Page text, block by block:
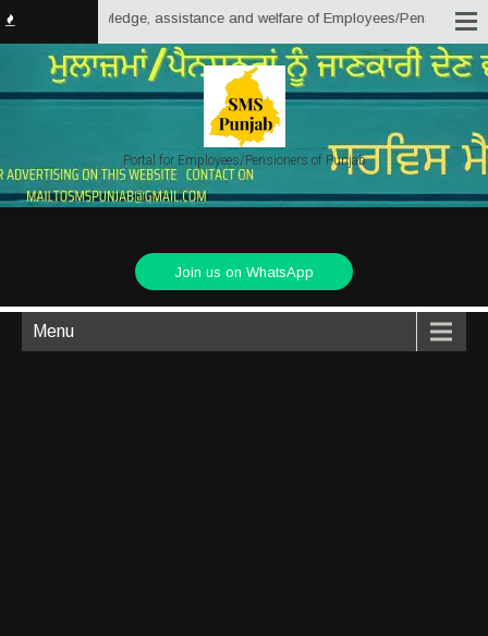
the knowledge, assistance and welfare of Employees/Pensioners
Portal for Employees/Pensioners of Punjab
Join us on WhatsApp
Menu